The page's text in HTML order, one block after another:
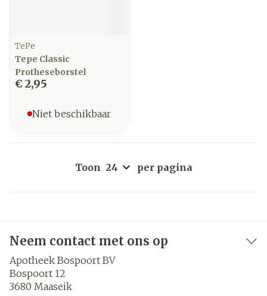
TePe
Tepe Classic
Protheseborstel
€ 2,95
Niet beschikbaar
Toon per pagina
Neem contact met ons op
Apotheek Bospoort BV
Bospoort 12
3680 Maaseik